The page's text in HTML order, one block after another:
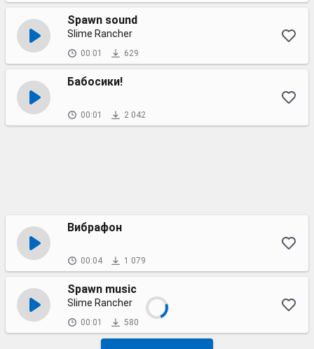
Spawn sound
Slime Rancher
00:01 629
Бабосики!
00:01 2 042
Вибрафон
00:04 1 079
Spawn music
Slime Rancher
00:01 580